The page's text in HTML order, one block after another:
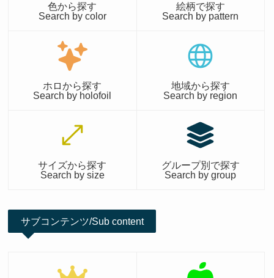
色から探す
Search by color
絵柄で探す
Search by pattern
ホロから探す
Search by holofoil
地域から探す
Search by region
サイズから探す
Search by size
グループ別で探す
Search by group
サブコンテンツ/Sub content